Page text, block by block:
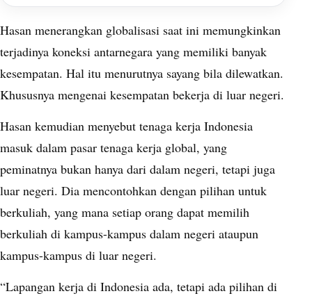
Hasan menerangkan globalisasi saat ini memungkinkan
terjadinya koneksi antarnegara yang memiliki banyak
kesempatan. Hal itu menurutnya sayang bila dilewatkan.
Khususnya mengenai kesempatan bekerja di luar negeri.
Hasan kemudian menyebut tenaga kerja Indonesia
masuk dalam pasar tenaga kerja global, yang
peminatnya bukan hanya dari dalam negeri, tetapi juga
luar negeri. Dia mencontohkan dengan pilihan untuk
berkuliah, yang mana setiap orang dapat memilih
berkuliah di kampus-kampus dalam negeri ataupun
kampus-kampus di luar negeri.
“Lapangan kerja di Indonesia ada, tetapi ada pilihan di